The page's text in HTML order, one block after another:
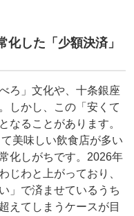
した「少額決済」
ろ」文化や、十条銀座
しかし、この「安くて
なることがあります。
美味しい飲食店が多い
化しがちです。2026年
じわと上がっており、
」で済ませているうち
えてしまうケースが目